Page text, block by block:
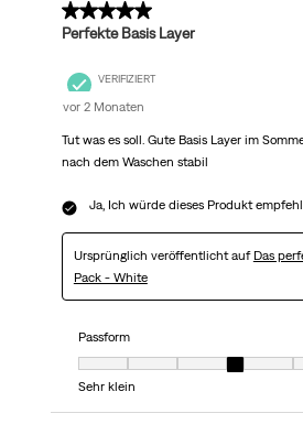
5 von 5 Sternen.
Perfekte Basis Layer
VERIFIZIERT
vor 2 Monaten
Tut was es soll. Gute Basis Layer im
nach dem Waschen stabil
Ja, Ich würde dieses Produkt
Ursprünglich veröffentlicht auf Das
Pack - White
Passform
Passform, 4 von 7, wobei 1 gleich Sehr
Sehr klein